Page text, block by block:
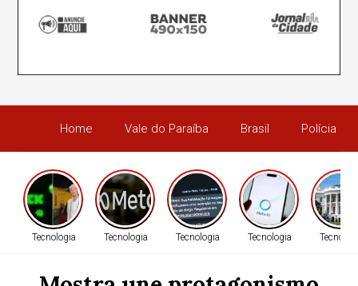
Home Vale do Paraíba Brasil Polícia
Tecnologia Tecnologia Tecnologia Tecnologia